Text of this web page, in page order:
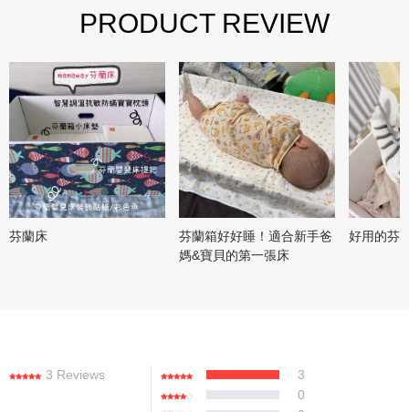
PRODUCT REVIEW
芬蘭床
芬蘭箱好好睡！適合新手爸
媽&寶貝的第一張床
好用的芬
3 Reviews
3
0